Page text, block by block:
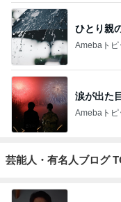
ひとり親
Amebaトピ
涙が出た
Amebaトピ
芸能人・有名人ブログ